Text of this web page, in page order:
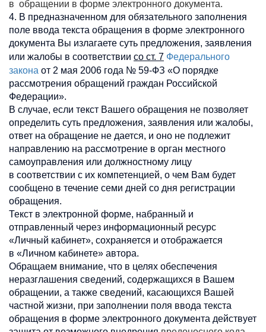
в обращении в форме электронного документа.
4. В предназначенном для обязательного заполнения
поле ввода текста обращения в форме электронного
документа Вы излагаете суть предложения, заявления
или жалобы в соответствии со ст. 7 Федерального
закона от 2 мая 2006 года № 59-ФЗ «О порядке
рассмотрения обращений граждан Российской
Федерации».
В случае, если текст Вашего обращения не позволяет
определить суть предложения, заявления или жалобы,
ответ на обращение не дается, и оно не подлежит
направлению на рассмотрение в орган местного
самоуправления или должностному лицу
в соответствии с их компетенцией, о чем Вам будет
сообщено в течение семи дней со дня регистрации
обращения.
Текст в электронной форме, набранный и
отправленный через информационный ресурс
«Личный кабинет», сохраняется и отображается
в «Личном кабинете» автора.
Обращаем внимание, что в целях обеспечения
неразглашения сведений, содержащихся в Вашем
обращении, а также сведений, касающихся Вашей
частной жизни, при заполнении поля ввода текста
обращения в форме электронного документа действует